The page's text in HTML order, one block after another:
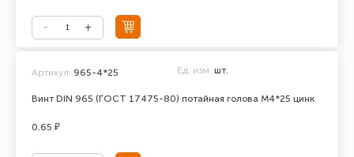
Винт DIN 965 (ГОСТ 17475-80) потайная голова М4*25 цинк
Артикул: 965-4*25 Ед. изм. шт.
0.65 ₽